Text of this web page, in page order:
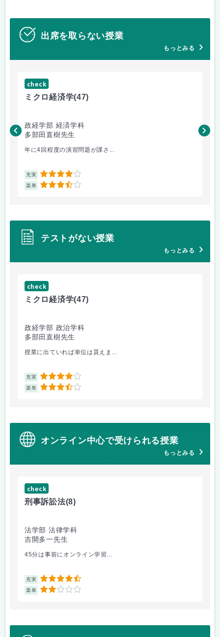
出席を取らない授業
もっとみる
check
ミクロ経済学(47)
政経学部 経済学科
多部田直樹先生
年に4回程度の演習問題が課さ...
充実 4
楽単 3.5
多
テストがない授業
もっとみる
check
ミクロ経済学(47)
政経学部 政治学科
多部田直樹先生
授業に出ていれば単位は貰えま...
充実 4
楽単 3.5
オンライン中心で受けられる授業
もっとみる
check
刑事訴訟法(8)
法学部 法律学科
吉開多一先生
45分は事前にオンライン学習...
充実 4.5
楽単 2